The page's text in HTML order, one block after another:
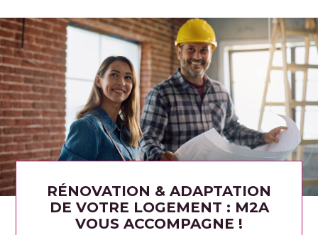
RÉNOVATION & ADAPTATION
DE VOTRE LOGEMENT : M2A
VOUS ACCOMPAGNE !